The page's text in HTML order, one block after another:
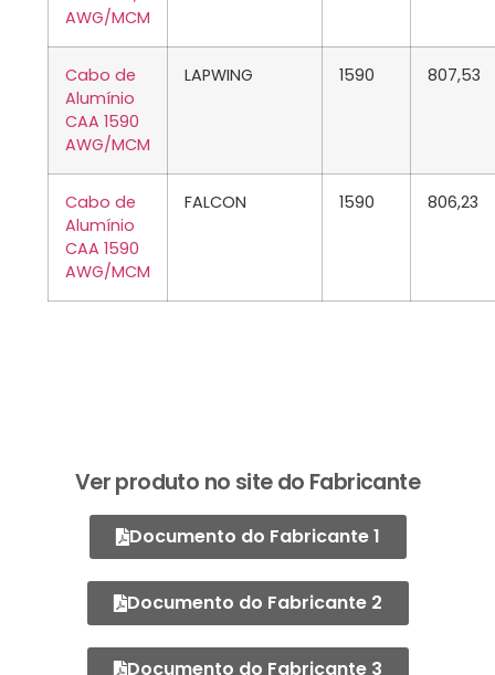
AWG/MCM
Cabo de
Alumínio
CAA 1590
AWG/MCM
LAPWING 1590 807,53
Cabo de
Alumínio
CAA 1590
AWG/MCM
FALCON 1590 806,23
Ver produto no site do Fabricante
Documento do Fabricante 1
Documento do Fabricante 2
Documento do Fabricante 3